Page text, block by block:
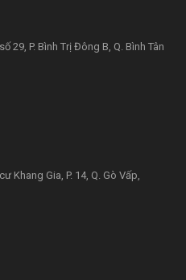
29, P. Bình Trị Đông B, Q. Bình Tân
Khang Gia, P. 14, Q. Gò Vấp,